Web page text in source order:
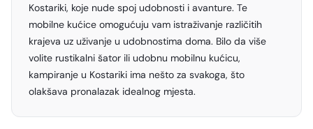
Kostariki, koje nude spoj udobnosti i avanture. Te
mobilne kućice omogućuju vam istraživanje različitih
krajeva uz uživanje u udobnostima doma. Bilo da više
volite rustikalni šator ili udobnu mobilnu kućicu,
kampiranje u Kostariki ima nešto za svakoga, što
olakšava pronalazak idealnog mjesta.